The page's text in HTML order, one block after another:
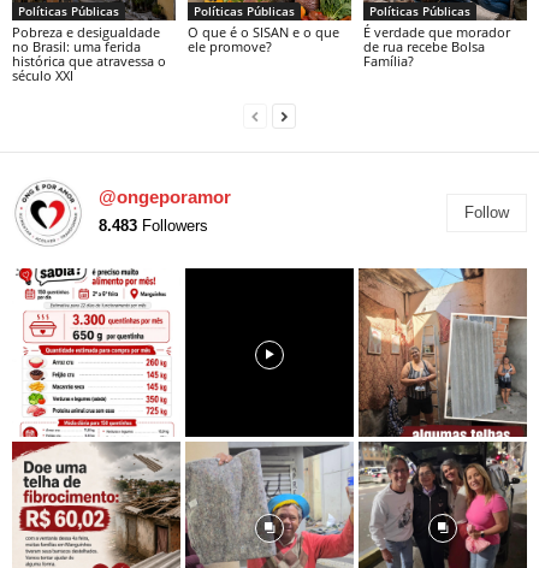
Políticas Públicas
Pobreza e desigualdade
no Brasil: uma ferida
histórica que atravessa o
século XXI
Políticas Públicas
O que é o SISAN e o que
ele promove?
Políticas Públicas
É verdade que morador
de rua recebe Bolsa
Família?
@ongeporamor
8.483 Followers
Follow